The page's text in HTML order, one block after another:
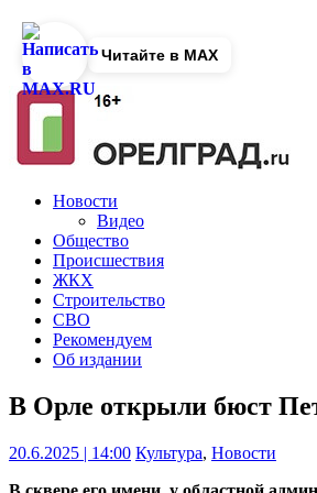
Новости
Видео
Общество
Происшествия
ЖКХ
Строительство
СВО
Рекомендуем
Об издании
В Орле открыли бюст
20.6.2025 | 14:00 Культура, Новости
Читайте в MAX